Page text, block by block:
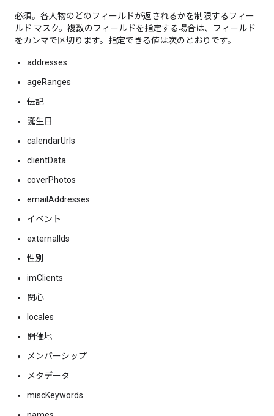
必須。各人物のどのフィールドが返されるかを制限するフィー
ルド マスク。複数のフィールドを指定する場合は、フィールド
をカンマで区切ります。指定できる値は次のとおりです。
addresses
ageRanges
伝記
誕生日
calendarUrls
clientData
coverPhotos
emailAddresses
イベント
externalIds
性別
imClients
関心
locales
開催地
メンバーシップ
メタデータ
miscKeywords